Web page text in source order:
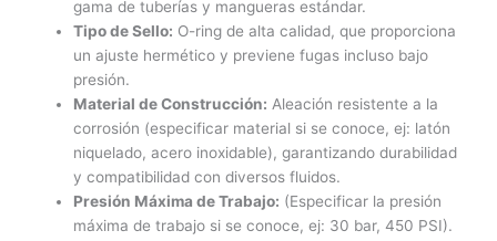
gama de tuberías y mangueras estándar.
Tipo de Sello: O-ring de alta calidad, que proporciona
un ajuste hermético y previene fugas incluso bajo
presión.
Material de Construcción: Aleación resistente a la
corrosión (especificar material si se conoce, ej: latón
niquelado, acero inoxidable), garantizando durabilidad
y compatibilidad con diversos fluidos.
Presión Máxima de Trabajo: (Especificar la presión
máxima de trabajo si se conoce, ej: 30 bar, 450 PSI).